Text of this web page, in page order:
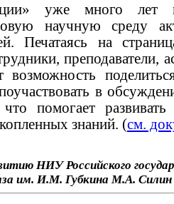
уже много лет
научную среду
Печатаясь на
преподаватели,
в
помогает
знаний. (см.
НИУ Российского
им. И.М. Губкина М.А. Силин